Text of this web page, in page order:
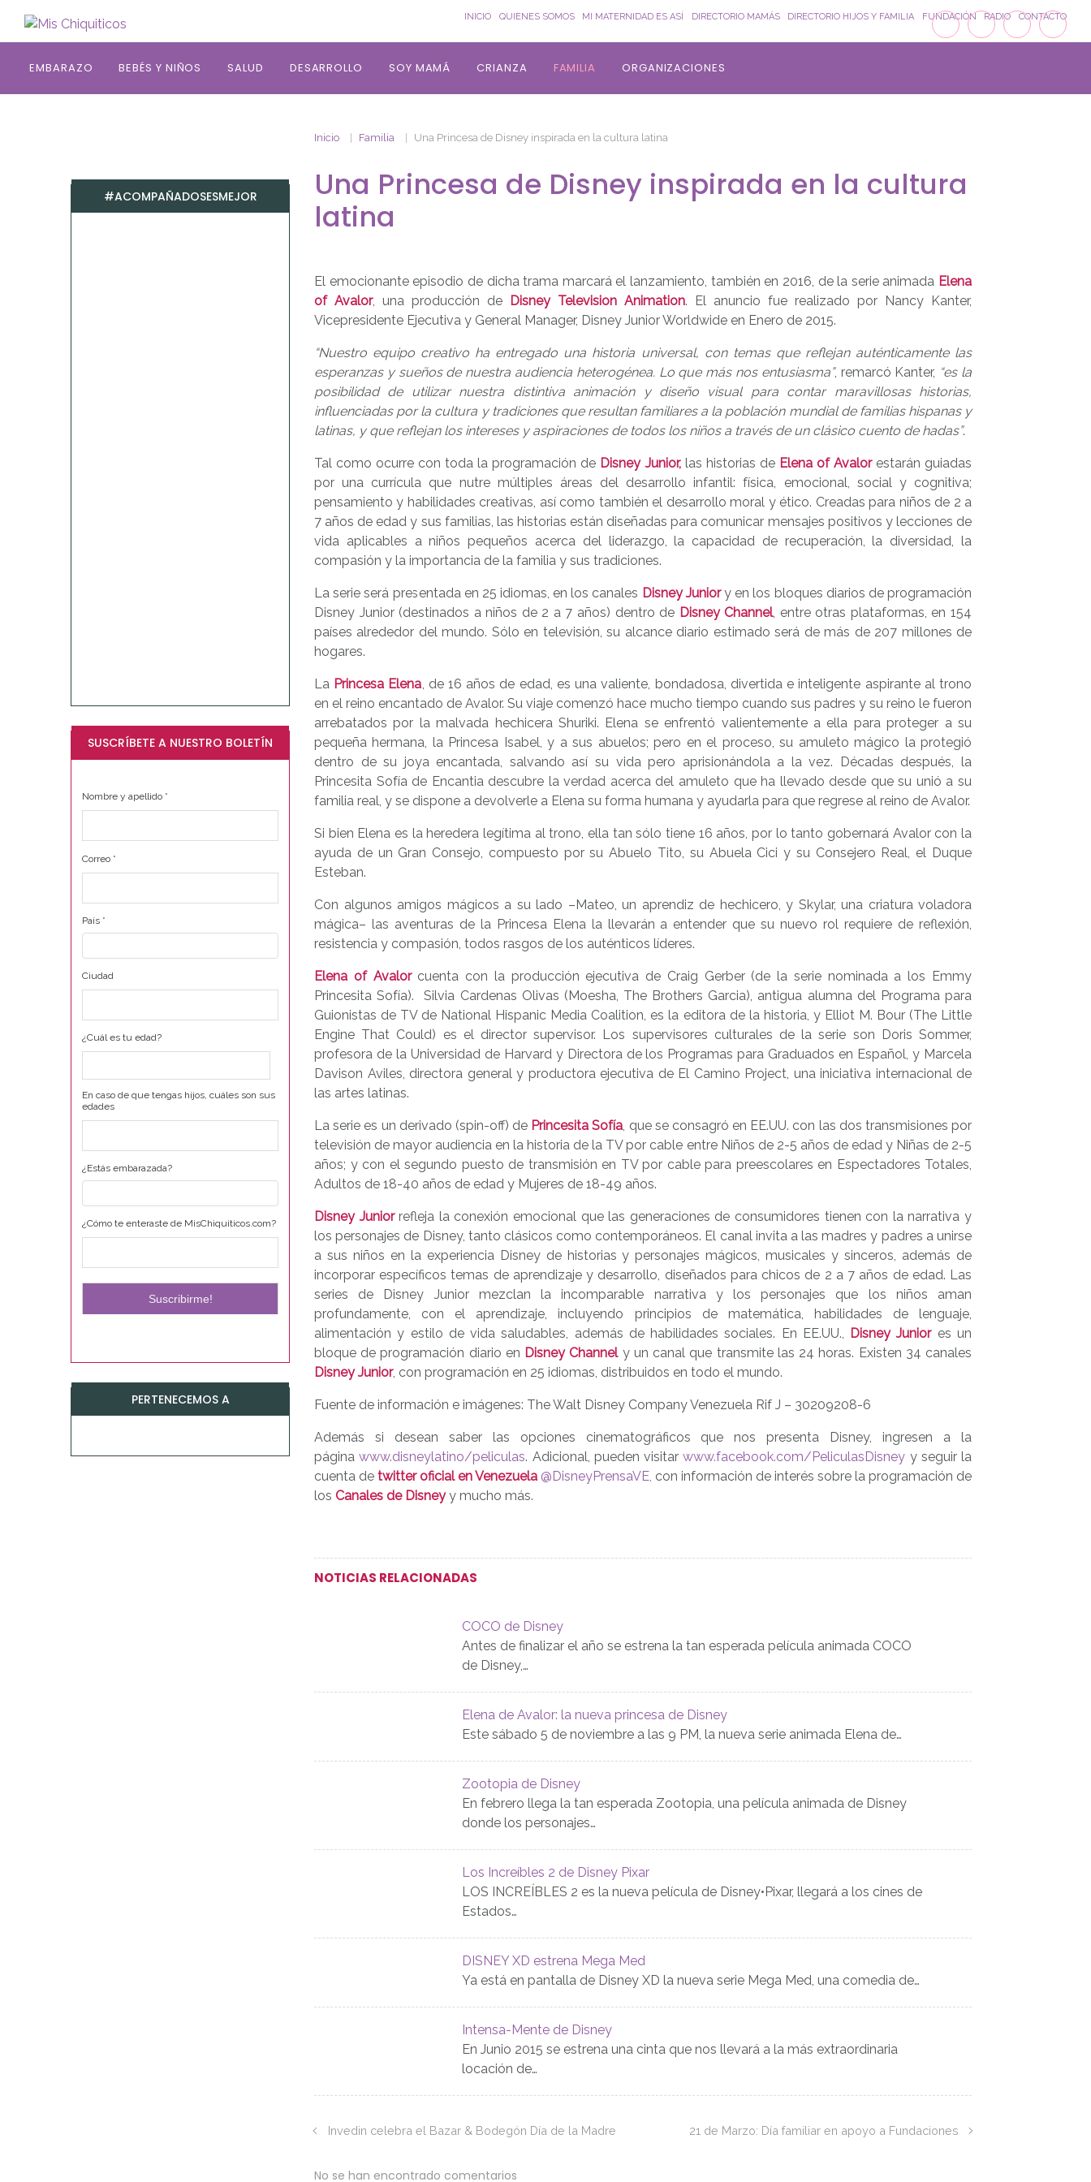
INICIO QUIENES SOMOS MI MATERNIDAD ES ASÍ DIRECTORIO MAMÁS DIRECTORIO HIJOS Y FAMILIA FUNDACIÓN RADIO CONTACTO
EMBARAZO BEBÉS Y NIÑOS SALUD DESARROLLO SOY MAMÁ CRIANZA FAMILIA ORGANIZACIONES
Inicio Familia Una Princesa de Disney inspirada en la cultura latina
Una Princesa de Disney inspirada en la cultura
latina
El emocionante episodio de dicha trama marcará el lanzamiento, también en 2016, de la serie animada Elena
of Avalor, una producción de Disney Television Animation. El anuncio fue realizado por Nancy Kanter,
Vicepresidente Ejecutiva y General Manager, Disney Junior Worldwide en Enero de 2015.
“Nuestro equipo creativo ha entregado una historia universal, con temas que reflejan auténticamente las
esperanzas y sueños de nuestra audiencia heterogénea. Lo que más nos entusiasma”, remarcó Kanter, “es la
posibilidad de utilizar nuestra distintiva animación y diseño visual para contar maravillosas historias,
influenciadas por la cultura y tradiciones que resultan familiares a la población mundial de familias hispanas y
latinas, y que reflejan los intereses y aspiraciones de todos los niños a través de un clásico cuento de hadas”.
Tal como ocurre con toda la programación de Disney Junior,las historias de Elena of Avalorestarán guiadas
por una currícula que nutre múltiples áreas del desarrollo infantil: física, emocional, social y cognitiva;
pensamiento y habilidades creativas, así como también el desarrollo moral y ético. Creadas para niños de 2 a
7 años de edad y sus familias, las historias están diseñadas para comunicar mensajes positivos y lecciones de
vida aplicables a niños pequeños acerca del liderazgo, la capacidad de recuperación, la diversidad, la
compasión y la importancia de la familia y sus tradiciones.
La serie será presentada en 25 idiomas, en los canales Disney Juniory en los bloques diarios de programación
Disney Junior (destinados a niños de 2 a 7 años) dentro de Disney Channel, entre otras plataformas, en 154
países alrededor del mundo. Sólo en televisión, su alcance diario estimado será de más de 207 millones de
hogares.
La Princesa Elena, de 16 años de edad, es una valiente, bondadosa, divertida e inteligente aspirante al trono
en el reino encantado de Avalor. Su viaje comenzó hace mucho tiempo cuando sus padres y su reino le fueron
arrebatados por la malvada hechicera Shuriki. Elena se enfrentó valientemente a ella para proteger a su
pequeña hermana, la Princesa Isabel, y a sus abuelos; pero en el proceso, su amuleto mágico la protegió
dentro de su joya encantada, salvando así su vida pero aprisionándola a la vez. Décadas después, la
Princesita Sofía de Encantia descubre la verdad acerca del amuleto que ha llevado desde que su unió a su
familia real, y se dispone a devolverle a Elena su forma humana y ayudarla para que regrese al reino de Avalor.
Si bien Elena es la heredera legítima al trono, ella tan sólo tiene 16 años, por lo tanto gobernará Avalor con la
ayuda de un Gran Consejo, compuesto por su Abuelo Tito, su Abuela Cici y su Consejero Real, el Duque
Esteban.
Con algunos amigos mágicos a su lado –Mateo, un aprendiz de hechicero, y Skylar, una criatura voladora
mágica– las aventuras de la Princesa Elena la llevarán a entender que su nuevo rol requiere de reflexión,
resistencia y compasión, todos rasgos de los auténticos líderes.
Elena of Avalorcuenta con la producción ejecutiva de Craig Gerber (de la serie nominada a los Emmy
Princesita Sofía). Silvia Cardenas Olivas (Moesha, The Brothers Garcia), antigua alumna del Programa para
Guionistas de TV de National Hispanic Media Coalition, es la editora de la historia, y Elliot M. Bour (The Little
Engine That Could) es el director supervisor. Los supervisores culturales de la serie son Doris Sommer,
profesora de la Universidad de Harvard y Directora de los Programas para Graduados en Español, y Marcela
Davison Aviles, directora general y productora ejecutiva de El Camino Project, una iniciativa internacional de
las artes latinas.
La serie es un derivado (spin-off) de Princesita Sofía, que se consagró en EE.UU. con las dos transmisiones por
televisión de mayor audiencia en la historia de la TV por cable entre Niños de 2-5 años de edad y Niñas de 2-5
años; y con el segundo puesto de transmisión en TV por cable para preescolares en Espectadores Totales,
Adultos de 18-40 años de edad y Mujeres de 18-49 años.
Disney Juniorrefleja la conexión emocional que las generaciones de consumidores tienen con la narrativa y
los personajes de Disney, tanto clásicos como contemporáneos. El canal invita a las madres y padres a unirse
a sus niños en la experiencia Disney de historias y personajes mágicos, musicales y sinceros, además de
incorporar específicos temas de aprendizaje y desarrollo, diseñados para chicos de 2 a 7 años de edad. Las
series de Disney Junior mezclan la incomparable narrativa y los personajes que los niños aman
profundamente, con el aprendizaje, incluyendo principios de matemática, habilidades de lenguaje,
alimentación y estilo de vida saludables, además de habilidades sociales. En EE.UU., Disney Juniores un
bloque de programación diario en Disney Channely un canal que transmite las 24 horas. Existen 34 canales
Disney Junior, con programación en 25 idiomas, distribuidos en todo el mundo.
Fuente de información e imágenes: The Walt Disney Company Venezuela Rif J – 30209208-6
Además si desean saber las opciones cinematográficos que nos presenta Disney, ingresen a la
páginawww.disneylatino/peliculas. Adicional, pueden visitarwww.facebook.com/PeliculasDisney y seguir la
cuenta de twitter oficial en Venezuela @DisneyPrensaVE, con información de interés sobre la programación de
los Canales de Disneyy mucho más.
NOTICIAS RELACIONADAS
COCO de Disney
Antes de finalizar el año se estrena la tan esperada película animada COCO
de Disney,…
Elena de Avalor: la nueva princesa de Disney
Este sábado 5 de noviembre a las 9 PM, la nueva serie animada Elena de…
Zootopia de Disney
En febrero llega la tan esperada Zootopia, una película animada de Disney
donde los personajes…
Los Increíbles 2 de Disney Pixar
LOS INCREÍBLES 2 es la nueva película de Disney•Pixar, llegará a los cines de
Estados…
DISNEY XD estrena Mega Med
Ya está en pantalla de Disney XD la nueva serie Mega Med, una comedia de…
Intensa-Mente de Disney
En Junio 2015 se estrena una cinta que nos llevará a la más extraordinaria
locación de…
Invedin celebra el Bazar & Bodegón Día de la Madre 21 de Marzo: Día familiar en apoyo a Fundaciones
No se han encontrado comentarios
#ACOMPAÑADOSESMEJOR
SUSCRÍBETE A NUESTRO BOLETÍN
Nombre y apellido *
Correo *
País *
Ciudad
¿Cuál es tu edad?
En caso de que tengas hijos, cuáles son sus
edades
¿Estás embarazada?
¿Cómo te enteraste de MisChiquiticos.com?
PERTENECEMOS A